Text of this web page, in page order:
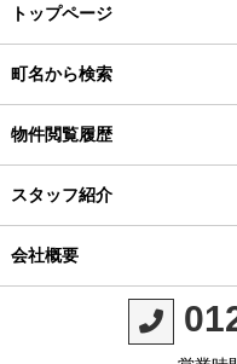
トップページ
町名から検索
物件閲覧履歴
スタッフ紹介
会社概要